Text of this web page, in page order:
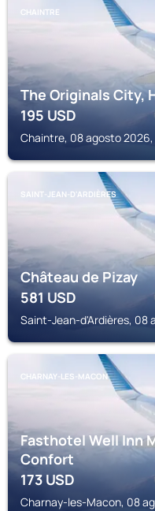
CHAINTRE
The Originals City,
195USD
Chaintre, 08 agosto
SAINT-JEAN-D'ARDIÈRES
Château de Pizay
581USD
Saint-Jean-d'Ardières, 08
CHARNAY-LES-MACON
Fasthotel Well Inn
Confort
173USD
Charnay-les-Macon, 08